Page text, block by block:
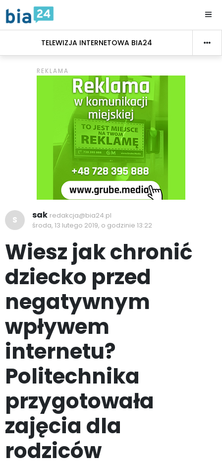
TELEWIZJA INTERNETOWA BIA24
S sak redakcja@bia24.pl
środa, 13 lutego 2019, o godzinie 13:22
Wiesz jak chronić
dziecko przed
negatywnym
wpływem
internetu?
Politechnika
przygotowała
zajęcia dla
rodziców